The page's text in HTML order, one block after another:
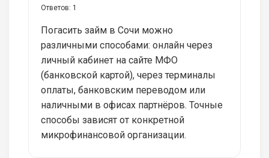
Ответов: 1
Погасить займ в Сочи можно
различными способами: онлайн через
личный кабинет на сайте МФО
(банковской картой), через терминалы
оплаты, банковским переводом или
наличными в офисах партнёров. Точные
способы зависят от конкретной
микрофинансовой организации.